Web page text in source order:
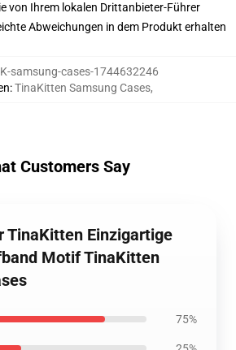
von Ihrem lokalen Drittanbieter-Führer
Abweichungen in dem Produkt erhalten
samsung-cases-1744632246
:TinaKitten Samsung Cases,
Customers Say
TinaKitten Einzigartige
Motif TinaKitten
75%